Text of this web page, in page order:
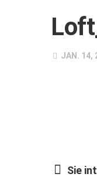
JAN. 14,
Sie